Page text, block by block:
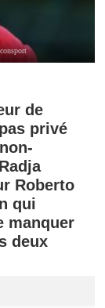
de
privé
Roberto
qui
manquer
deux